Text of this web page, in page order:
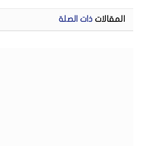
المقالات ذات الصلة